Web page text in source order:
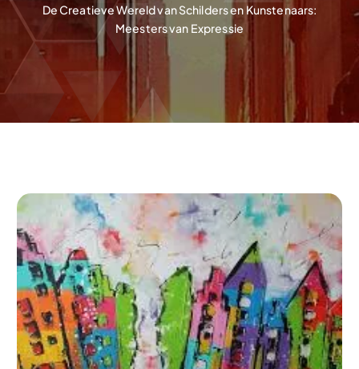
De Creatieve Wereld van Schilders en Kunstenaars:
Meesters van Expressie